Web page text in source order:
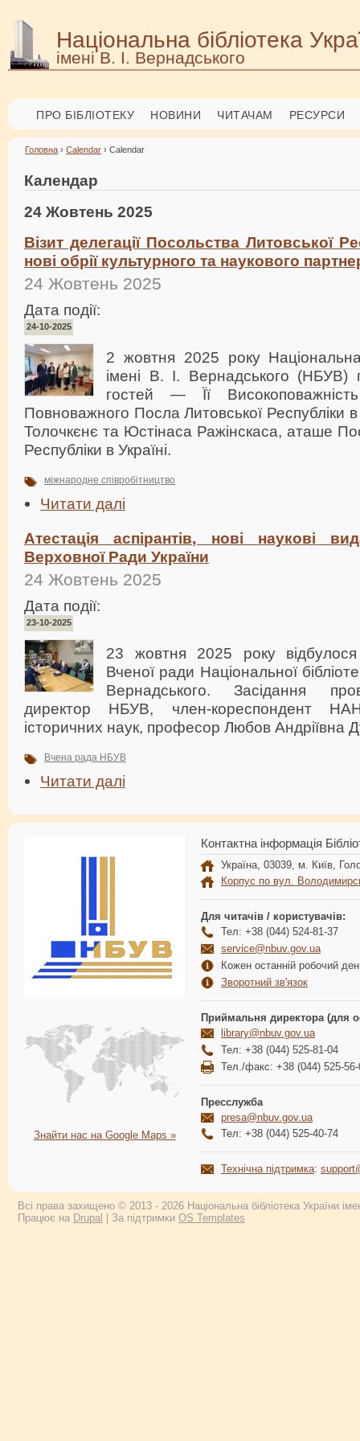
Національна бібліотека
імені В. І. Вернадського
ПРО БІБЛІОТЕКУ НОВИНИ ЧИТАЧАМ РЕСУРСИ
Головна › Calendar › Calendar
Календар
24 Жовтень 2025
Візит делегації Посольства Литовської
нові обрії культурного та наукового
24 Жовтень 2025
Дата події:
24-10-2025
2 жовтня 2025 року Національна
імені В. І. Вернадського (НБУВ)
гостей — Її
Повноважного Посла Литовської Республіки в
Толочкєнє та Юстінаса Ражінскаса, аташе
Республіки в Україні.
міжнародне співробітництво
Читати далі
Атестація аспірантів, нові наукові
Верховної Ради України
24 Жовтень 2025
Дата події:
23-10-2025
23 жовтня 2025 року відбулося
Вченої ради Національної
Вернадського. Засідання
директор НБУВ, член-кореспондент
історичних наук, професор Любов Андріївна
Вчена рада НБУВ
Читати далі
Знайти нас на Google Maps »
Контактна інформація
Україна, 03039, м. Київ,
Корпус по вул.
Для читачів / користувачів:
Тел: +38 (044) 524-81-37
service@nbuv.gov.ua
Кожен останній робочий
Зворотний зв'язок
Приймальня директора (для
library@nbuv.gov.ua
Тел: +38 (044) 525-81-04
Тел./факс: +38 (044) 525-56-
Пресслужба
presa@nbuv.gov.ua
Тел: +38 (044) 525-40-74
Технічна підтримка:
Всі права захищено © 2013 - 2026 Національна бібліотека України
Працює на Drupal | За підтримки OS Templates